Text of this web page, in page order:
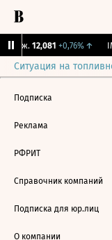
Бирж. 12,081 +0,76%↑
Ситуация на
Подписка
Реклама
РФРИТ
Справочник компаний
Подписка для юр.лиц
О компании